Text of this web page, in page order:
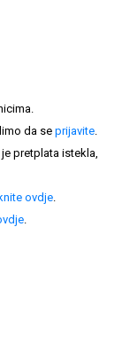
da se prijavite.
pretplata istekla,
ovdje.
.